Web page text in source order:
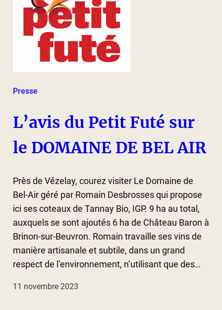
Presse
L’avis du Petit Futé sur
le DOMAINE DE BEL AIR
Près de Vézelay, courez visiter Le Domaine de
Bel-Air géré par Romain Desbrosses qui propose
ici ses coteaux de Tannay Bio, IGP. 9 ha au total,
auxquels se sont ajoutés 6 ha de Château Baron à
Brinon-sur-Beuvron. Romain travaille ses vins de
manière artisanale et subtile, dans un grand
respect de l’environnement, n’utilisant que des…
11 novembre 2023